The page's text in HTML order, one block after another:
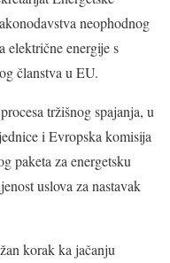
neophodnog
električne energije s
članstva u EU.
tržišnog spajanja, u
i Evropska komisija
paketa za energetsku
uslova za nastavak
korak ka jačanju